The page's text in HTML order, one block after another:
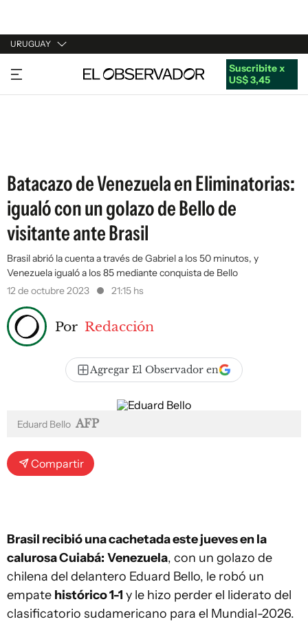
URUGUAY
URUGUAY
ARGENTINA
Suscribite x
US$ 3,45
Batacazo de Venezuela en Eliminatorias:
igualó con un golazo de Bello de
visitante ante Brasil
Brasil abrió la cuenta a través de Gabriel a los 50 minutos, y
Venezuela igualó a los 85 mediante conquista de Bello
12 de octubre 2023
21:15 hs
Por Redacción
Agregar El Observador en
Eduard Bello AFP
Compartir
Brasil recibió una cachetada este jueves en la
calurosa Cuiabá: Venezuela, con un golazo de
chilena del delantero Eduard Bello, le robó un
empate histórico 1-1 y le hizo perder el liderato del
clasificatorio sudamericano para el Mundial-2026.